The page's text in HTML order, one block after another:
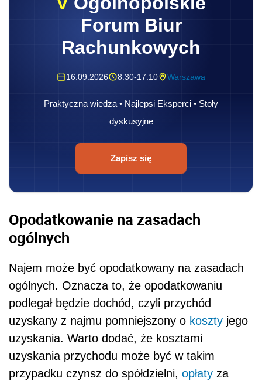
Forum Biur
Rachunkowych
16.09.2026 8:30-17:10 Warszawa
Praktyczna wiedza • Najlepsi Eksperci • Stoły
dyskusyjne
Zapisz się
Opodatkowanie na zasadach
ogólnych
Najem może być opodatkowany na zasadach
ogólnych. Oznacza to, że opodatkowaniu
podlegał będzie dochód, czyli przychód
uzyskany z najmu pomniejszony o koszty jego
uzyskania. Warto dodać, że kosztami
uzyskania przychodu może być w takim
przypadku czynsz do spółdzielni, opłaty za